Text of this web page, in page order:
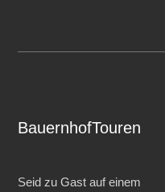
BauernhofTouren
Seid zu Gast auf einem